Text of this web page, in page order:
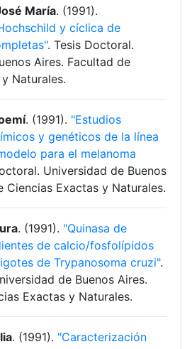
María. (1991).
y cíclica de
. Tesis Doctoral.
Aires. Facultad de
Naturales.
. (1991). "Estudios
y genéticos de la línea
para el melanoma
Universidad de Buenos
Ciencias Exactas y Naturales.
. (1991). "Quinasa de
de calcio/fosfolípidos
de Trypanosoma cruzi".
de Buenos Aires.
Exactas y Naturales.
. (1991). "Caracterización